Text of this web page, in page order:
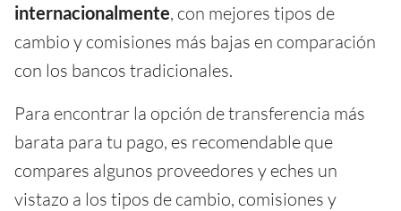
internacionalmente, con mejores tipos de
cambio y comisiones más bajas en comparación
con los bancos tradicionales.
Para encontrar la opción de transferencia más
barata para tu pago, es recomendable que
compares algunos proveedores y eches un
vistazo a los tipos de cambio, comisiones y